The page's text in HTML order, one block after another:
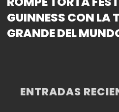
GUINNESS CON LA
GRANDE DEL
ENTRADAS